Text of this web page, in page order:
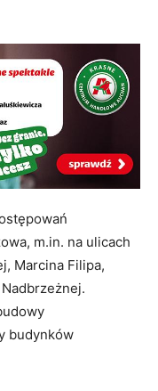
m.in. na ulicach
Marcina Filipa,
budynków